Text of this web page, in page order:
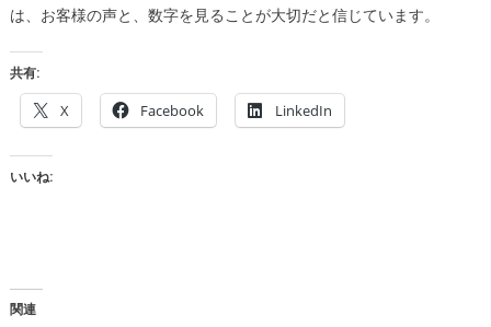
は、お客様の声と、数字を見ることが大切だと信じています。
共有:
X Facebook LinkedIn
いいね:
関連